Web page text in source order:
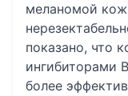
меланомой
показано, что
ингибиторами
более